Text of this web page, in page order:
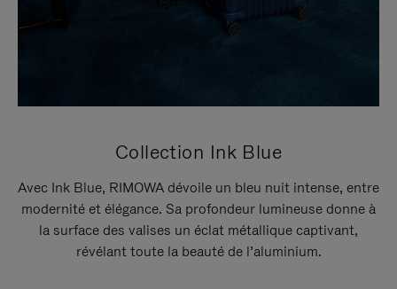
Collection Ink Blue
Avec Ink Blue, RIMOWA dévoile un bleu nuit intense, entre
modernité et élégance. Sa profondeur lumineuse donne à
la surface des valises un éclat métallique captivant,
révélant toute la beauté de l’aluminium.